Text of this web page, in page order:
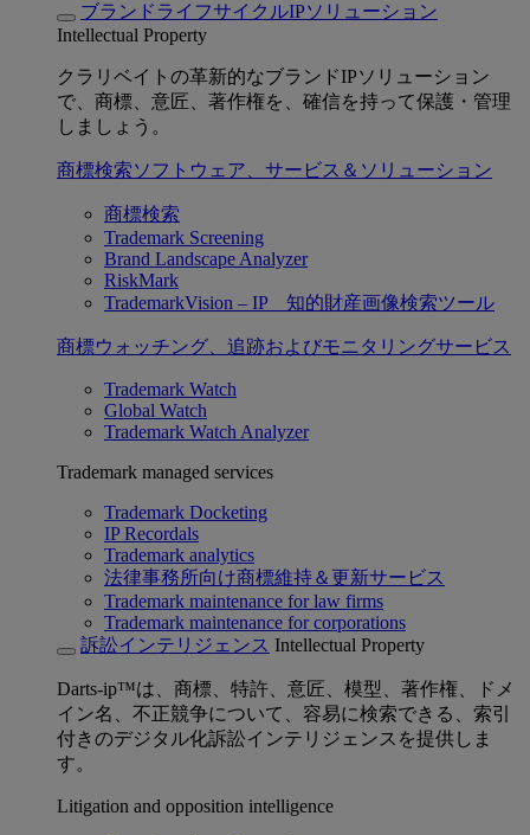
ブランドライフサイクルIPソリューション
Intellectual Property
クラリベイトの革新的なブランドIPソリューション
で、商標、意匠、著作権を、確信を持って保護・管理
しましょう。
商標検索ソフトウェア、サービス＆ソリューション
商標検索
Trademark Screening
Brand Landscape Analyzer
RiskMark
TrademarkVision – IP 知的財産画像検索ツール
商標ウォッチング、追跡およびモニタリングサービス
Trademark Watch
Global Watch
Trademark Watch Analyzer
Trademark managed services
Trademark Docketing
IP Recordals
Trademark analytics
法律事務所向け商標維持＆更新サービス
Trademark maintenance for law firms
Trademark maintenance for corporations
訴訟インテリジェンス Intellectual Property
Darts-ip™は、商標、特許、意匠、模型、著作権、ドメ
イン名、不正競争について、容易に検索できる、索引
付きのデジタル化訴訟インテリジェンスを提供しま
す。
Litigation and opposition intelligence